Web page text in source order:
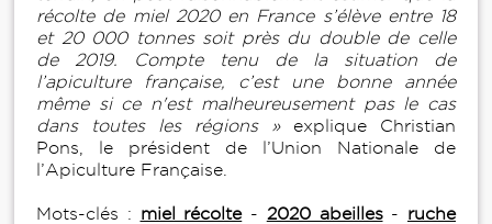
récolte de miel 2020 en France s’élève entre 18
et 20 000 tonnes soit près du double de celle
de 2019. Compte tenu de la situation de
l’apiculture française, c’est une bonne année
même si ce n'est malheureusement pas le cas
dans toutes les régions »explique Christian
Pons, le président de l’Union Nationale de
l’Apiculture Française.
Mots-clés : miel récolte- 2020 abeilles- ruche